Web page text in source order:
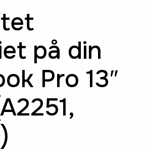
på din
Pro 13″